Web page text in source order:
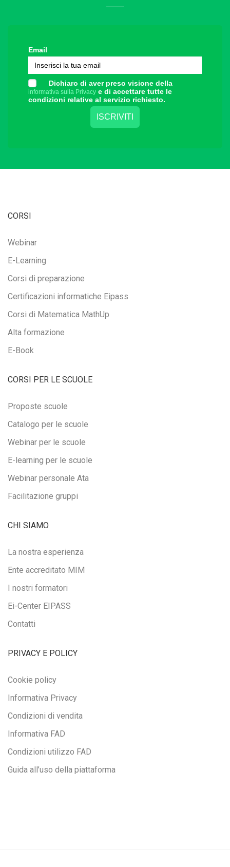
Email
Dichiaro di aver preso visione della
informativa sulla Privacy e di accettare tutte le
condizioni relative al servizio richiesto.
CORSI
Webinar
E-Learning
Corsi di preparazione
Certificazioni informatiche Eipass
Corsi di Matematica MathUp
Alta formazione
E-Book
CORSI PER LE SCUOLE
Proposte scuole
Catalogo per le scuole
Webinar per le scuole
E-learning per le scuole
Webinar personale Ata
Facilitazione gruppi
CHI SIAMO
La nostra esperienza
Ente accreditato MIM
I nostri formatori
Ei-Center EIPASS
Contatti
PRIVACY E POLICY
Cookie policy
Informativa Privacy
Condizioni di vendita
Informativa FAD
Condizioni utilizzo FAD
Guida all’uso della piattaforma